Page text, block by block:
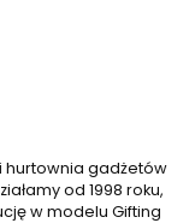
hurtownia gadżetów
od 1998 roku,
w modelu Gifting